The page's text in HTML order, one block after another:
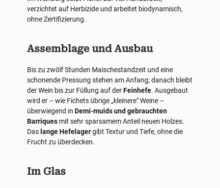
verzichtet auf Herbizide und arbeitet biodynamisch,
ohne Zertifizierung.
Assemblage und Ausbau
Bis zu zwölf Stunden Maischestandzeit und eine
schonende Pressung stehen am Anfang; danach bleibt
der Wein bis zur Füllung auf derFeinhefe. Ausgebaut
wird er – wie Fichets übrige „kleinere" Weine –
überwiegend in Demi-muids und gebrauchten
Barriques mit sehr sparsamem Anteil neuen Holzes.
Das lange Hefelagergibt Textur und Tiefe, ohne die
Frucht zu überdecken.
Im Glas